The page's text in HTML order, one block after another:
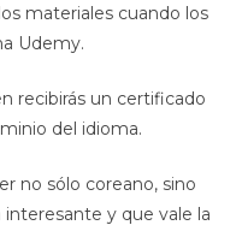
materiales cuando los
Udemy.
recibirás un certificado
del idioma.
no sólo coreano, sino
y que vale la